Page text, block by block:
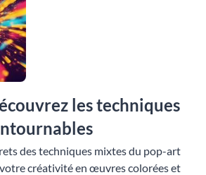
les techniques
des techniques mixtes du pop-art
créativité en œuvres colorées et